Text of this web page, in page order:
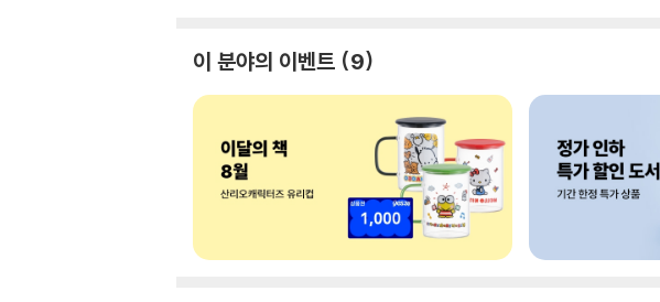
이 분야의 이벤트 9